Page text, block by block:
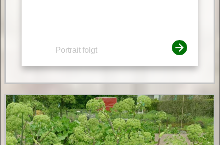
Portrait folgt